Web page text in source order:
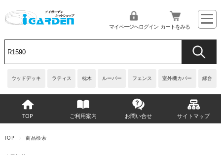
ウッドデッキ ラティス 枕木 ルーバー フェンス 室外機カバー 縁台
マイページへログイン カートをみる
TOP ご利用案内 お問い合せ サイトマップ
TOP 商品検索